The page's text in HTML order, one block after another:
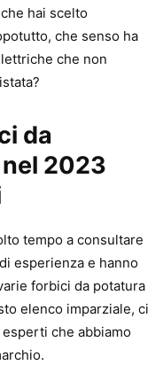
hai scelto
che senso ha
che non
da
2023
tempo a consultare
esperienza e hanno
forbici da potatura
elenco imparziale, ci
che abbiamo